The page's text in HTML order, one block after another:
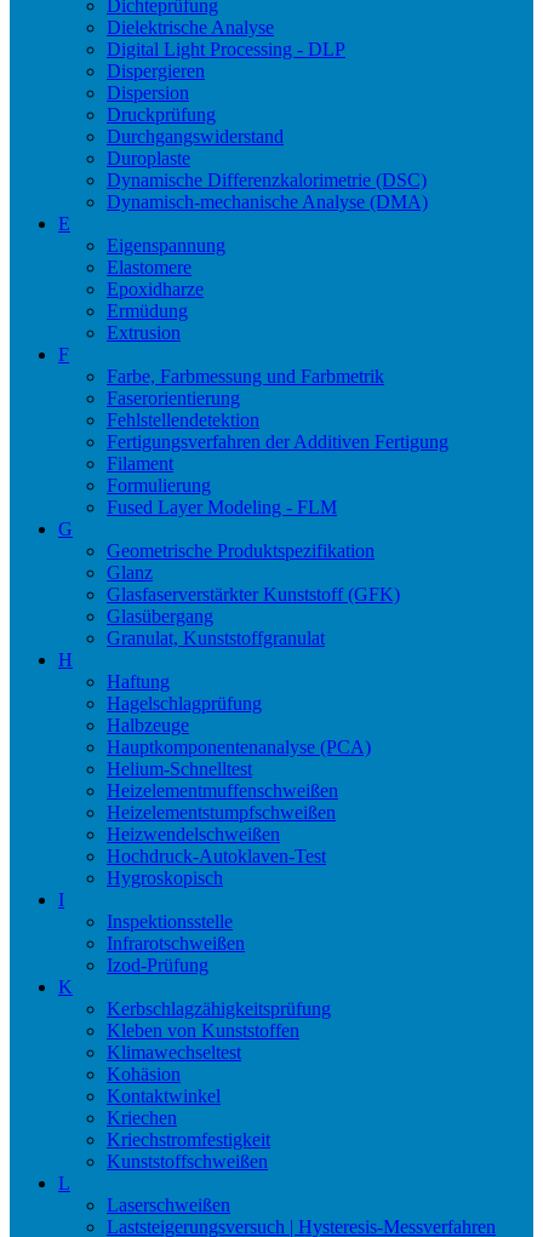
Dichteprüfung
Dielektrische Analyse
Digital Light Processing - DLP
Dispergieren
Dispersion
Druckprüfung
Durchgangswiderstand
Duroplaste
Dynamische Differenzkalorimetrie (DSC)
Dynamisch-mechanische Analyse (DMA)
E
Eigenspannung
Elastomere
Epoxidharze
Ermüdung
Extrusion
F
Farbe, Farbmessung und Farbmetrik
Faserorientierung
Fehlstellendetektion
Fertigungsverfahren der Additiven Fertigung
Filament
Formulierung
Fused Layer Modeling - FLM
G
Geometrische Produktspezifikation
Glanz
Glasfaserverstärkter Kunststoff (GFK)
Glasübergang
Granulat, Kunststoffgranulat
H
Haftung
Hagelschlagprüfung
Halbzeuge
Hauptkomponentenanalyse (PCA)
Helium-Schnelltest
Heizelementmuffenschweißen
Heizelementstumpfschweißen
Heizwendelschweißen
Hochdruck-Autoklaven-Test
Hygroskopisch
I
Inspektionsstelle
Infrarotschweißen
Izod-Prüfung
K
Kerbschlagzähigkeitsprüfung
Kleben von Kunststoffen
Klimawechseltest
Kohäsion
Kontaktwinkel
Kriechen
Kriechstromfestigkeit
Kunststoffschweißen
L
Laserschweißen
Laststeigerungsversuch | Hysteresis-Messverfahren